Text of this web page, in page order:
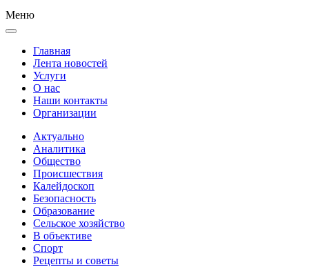
Меню
Главная
Лента новостей
Услуги
О нас
Наши контакты
Организации
Актуально
Аналитика
Общество
Происшествия
Калейдоскоп
Безопасность
Образование
Сельское хозяйство
В объективе
Спорт
Рецепты и советы